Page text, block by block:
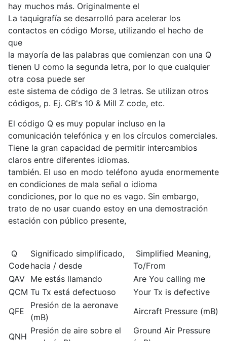
hay muchos más. Originalmente el
La taquigrafía se desarrolló para acelerar los
contactos en código Morse, utilizando el hecho de
que
la mayoría de las palabras que comienzan con una Q
tienen U como la segunda letra, por lo que cualquier
otra cosa puede ser
este sistema de código de 3 letras. Se utilizan otros
códigos, p. Ej. CB's 10 & Mill Z code, etc.
El código Q es muy popular incluso en la
comunicación telefónica y en los círculos comerciales.
Tiene la gran capacidad de permitir intercambios
claros entre diferentes idiomas.
también. El uso en modo teléfono ayuda enormemente
en condiciones de mala señal o idioma
condiciones, por lo que no es vago. Sin embargo,
trato de no usar cuando estoy en una demostración
estación con público presente,
Q
Code
Significado simplificado,
hacia / desde
Simplified Meaning,
To/From
QAV Me estás llamando
Are You calling me
QCM Tu Tx está defectuoso
Your Tx is defective
QFE
Presión de la aeronave
(mB)
Aircraft Pressure (mB)
QNH
Presión de aire sobre el
Ground Air Pressure